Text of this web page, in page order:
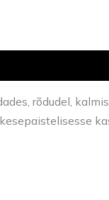
rõdudel,